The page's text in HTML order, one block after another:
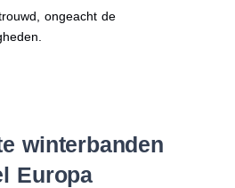
ongeacht de
winterbanden
Europa